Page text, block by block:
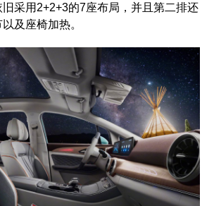
采用2+2+3的7座布局，并且第二排还
及座椅加热。